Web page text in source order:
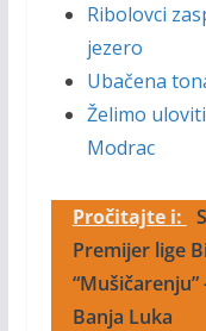
Ribolovci
jezero
Ubačena
Želimo
Modrac
Pročitajte i:
Premijer lige
Banja Luka